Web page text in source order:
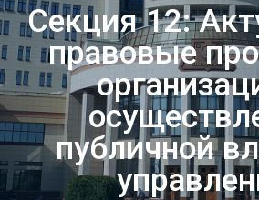
Секция 12:
правовые
публичной